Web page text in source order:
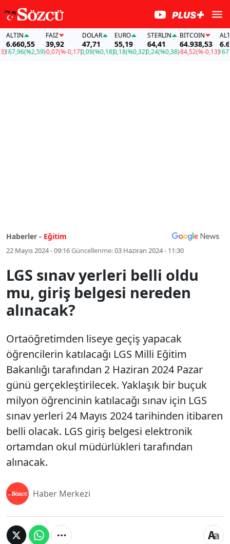
(%2,59)
FAİZ
39,92
-0,07(%-0,17)
DOLAR
47,71
0,09(%0,18)
EURO
55,19
0,18(%0,32)
STERLIN
64,41
0,24(%0,38)
BITCOIN
64.938,53
-84,52(%-0,13)
ALTIN
167,96
Haberler - Eğitim
22 Mayıs 2024 - 09:16Güncellenme:03 Haziran 2024 - 11:30
LGS sınav yerleri belli oldu
mu, giriş belgesi nereden
alınacak?
Ortaöğretimden liseye geçiş yapacak
öğrencilerin katılacağı LGS Milli Eğitim
Bakanlığı tarafından 2 Haziran 2024 Pazar
günü gerçekleştirilecek. Yaklaşık bir buçuk
milyon öğrencinin katılacağı sınav için LGS
sınav yerleri 24 Mayıs 2024 tarihinden itibaren
belli olacak. LGS giriş belgesi elektronik
ortamdan okul müdürlükleri tarafından
alınacak.
Haber Merkezi